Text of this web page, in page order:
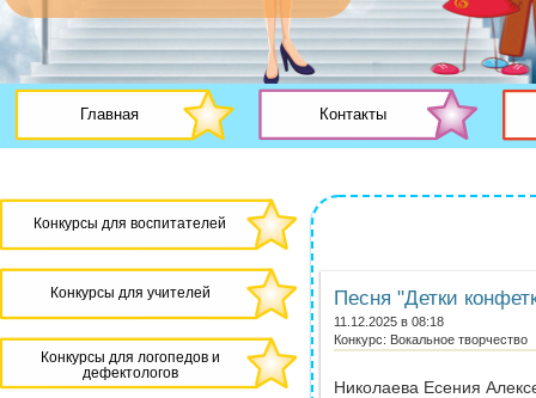
Главная Контакты
Конкурсы для воспитателей
Конкурсы для учителей
Конкурсы для логопедов и
дефектологов
Песня "Детки
11.12.2025 в 08:18
Конкурс: Вокальное творчество
Николаева Есения